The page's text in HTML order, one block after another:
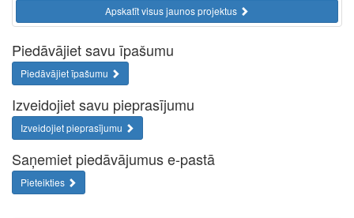
Apskatīt visus jaunos projektus
Piedāvājiet savu īpašumu
Piedāvājiet īpašumu
Izveidojiet savu pieprasījumu
Izveidojiet pieprasījumu
Saņemiet piedāvājumus e-pastā
Pieteikties